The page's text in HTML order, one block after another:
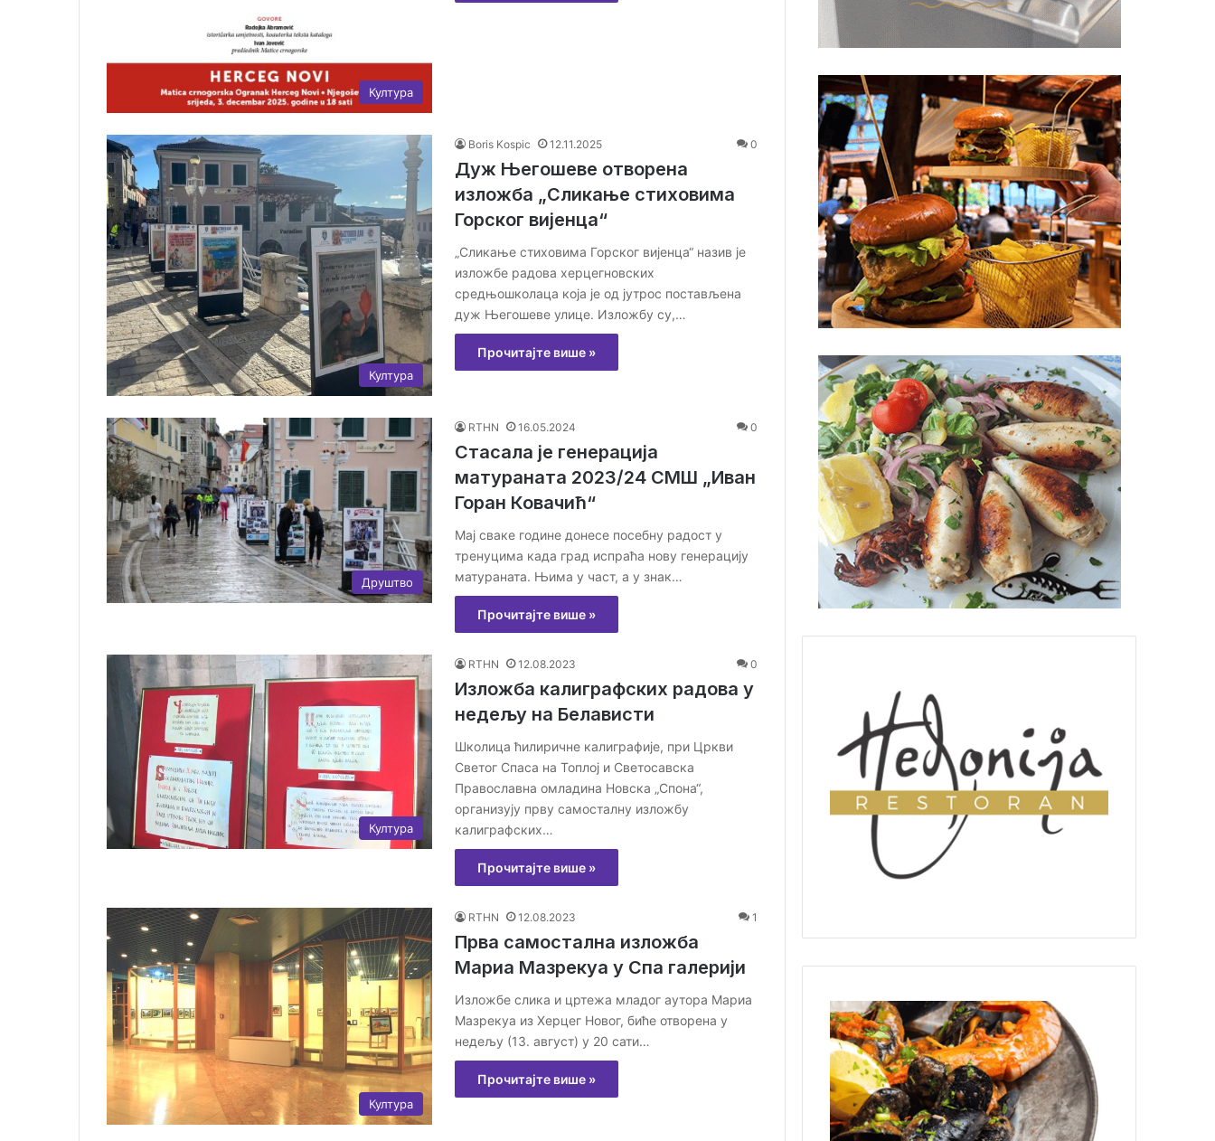
Култура
Култура
Boris Kospic 12.11.2025 0
Дуж Његошеве отворена
изложба „Сликање стиховима
Горског вијенца“
„Сликање стиховима Горског вијенца“ назив је
изложбе радова херцегновских
средњошколаца која је од јутрос постављена
дуж Његошеве улице. Изложбу су,…
Прочитајте више »
Друштво
RTHN 16.05.2024 0
Стасала је генерација
матураната 2023/24 СМШ „Иван
Горан Ковачић“
Мај сваке године донесе посебну радост у
тренуцима када град испраћа нову генерацију
матураната. Њима у част, а у знак…
Прочитајте више »
Култура
RTHN 12.08.2023 0
Изложба калиграфских радова у
недељу на Белависти
Школица ћилиричне калиграфије, при Цркви
Светог Спаса на Топлој и Светосавска
Православна омладина Новска „Спона“,
организују прву самосталну изложбу
калиграфских…
Прочитајте више »
Култура
RTHN 12.08.2023 1
Прва самостална изложба
Мариа Мазрекуа у Спа галерији
Изложбе слика и цртежа младог аутора Мариа
Мазрекуа из Херцег Новог, биће отворена у
недељу (13. август) у 20 сати…
Прочитајте више »